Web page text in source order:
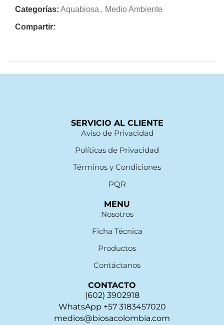
Categorías: Aquabiosa , Medio Ambiente
Compartir:
SERVICIO AL CLIENTE
Aviso de Privacidad
Políticas de Privacidad
Términos y Condiciones
PQR
MENU
Nosotros
Ficha Técnica
Productos
Contáctanos
CONTACTO
(602) 3902918
WhatsApp +57 3183457020
medios@biosacolombia.com